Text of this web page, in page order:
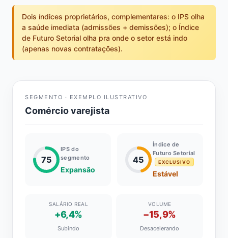
Dois índices proprietários, complementares: o IPS olha
a saúde imediata (admissões + demissões); o Índice
de Futuro Setorial olha pra onde o setor está indo
(apenas novas contratações).
SEGMENTO · EXEMPLO ILUSTRATIVO
Comércio varejista
75
IPS do
segmento
Expansão
45
Índice de
Futuro Setorial
EXCLUSIVO
Estável
SALÁRIO REAL
+6,4%
Subindo
VOLUME
−15,9%
Desacelerando